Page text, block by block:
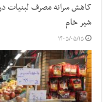
کاهش سرانه مصرف لبنیات
شیر خام
۱۴۰۵/۰۵/۱۵